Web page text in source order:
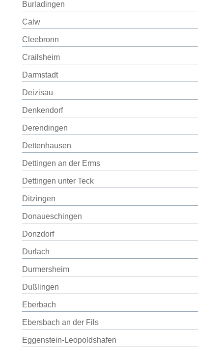
Burladingen
Calw
Cleebronn
Crailsheim
Darmstadt
Deizisau
Denkendorf
Derendingen
Dettenhausen
Dettingen an der Erms
Dettingen unter Teck
Ditzingen
Donaueschingen
Donzdorf
Durlach
Durmersheim
Dußlingen
Eberbach
Ebersbach an der Fils
Eggenstein-Leopoldshafen